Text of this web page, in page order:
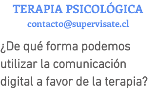
TERAPIA PSICOLÓGICA
contacto@supervisate.cl
¿De qué forma podemos
utilizar la comunicación
digital a favor de la terapia?